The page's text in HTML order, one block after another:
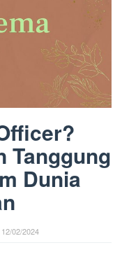
Tanggung
Dunia
12/02/2024